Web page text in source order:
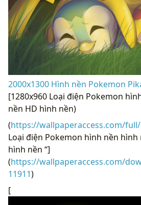
2000x1300 Hình nền Pokemon
[1280x960 Loại điện Pokemon
nền HD hình nền)
(https://wallpaperaccess.com/full/
Loại điện Pokemon hình nền hình
hình nền “]
(https://wallpaperaccess.com/
11911)
[